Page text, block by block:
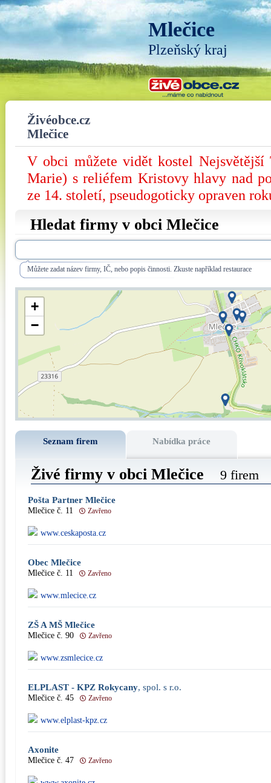
Mlečice
Plzeňský kraj
Živéobce.cz
Mlečice
V obci můžete vidět kostel Nejsvětější
Marie) s reliéfem Kristovy hlavy nad
ze 14. století, pseudogoticky opraven
Hledat firmy v obci Mlečice
Můžete zadat název firmy, IČ, nebo popis činnosti. Zkuste například restaurace
+
−
Seznam firem Nabídka práce
Živé firmy v obci Mlečice 9 firem
Pošta Partner Mlečice
Mlečice č. 11 Zavřeno
www.ceskaposta.cz
Obec Mlečice
Mlečice č. 11 Zavřeno
www.mlecice.cz
ZŠ A MŠ Mlečice
Mlečice č. 90 Zavřeno
www.zsmlecice.cz
ELPLAST - KPZ Rokycany, spol. s r.o.
Mlečice č. 45 Zavřeno
www.elplast-kpz.cz
Axonite
Mlečice č. 47 Zavřeno